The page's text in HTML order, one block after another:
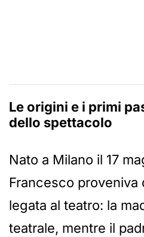
Le origini e i primi
dello spettacolo
Nato a Milano il 17
Francesco proveniva
legata al teatro: la
teatrale, mentre il